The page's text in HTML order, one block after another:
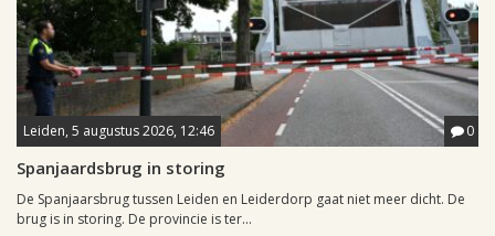
Leiden, 5 augustus 2026, 12:46 0
Spanjaardsbrug in storing
De Spanjaarsbrug tussen Leiden en Leiderdorp gaat niet meer dicht. De
brug is in storing. De provincie is ter...